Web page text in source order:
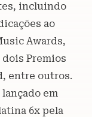
incluindo
ao
Awards,
Premios
entre outros.
em
6x pela